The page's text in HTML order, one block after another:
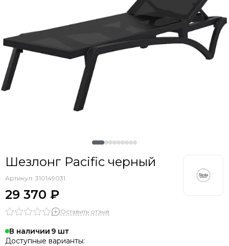
Шезлонг Pacific черный
Артикул: 310149031
29 370 ₽
Оставить отзыв
В наличии 9
Доступные варианты: